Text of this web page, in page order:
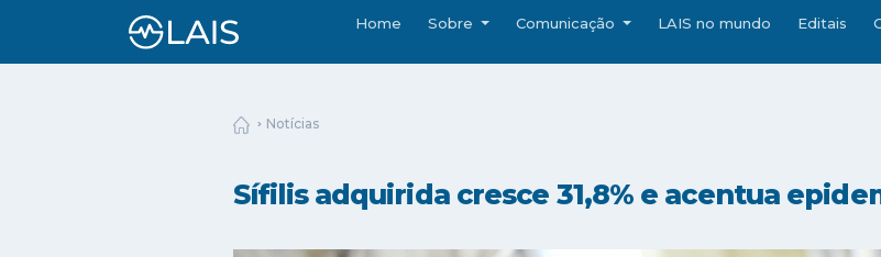
Home Sobre Comunicação LAIS no mundo Editais
Notícias
Sífilis adquirida cresce 31,8% e acentua